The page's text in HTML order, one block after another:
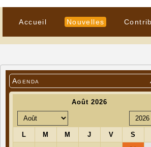
Accueil Nouvelles
Agenda